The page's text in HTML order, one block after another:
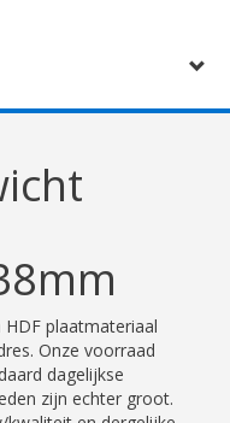
plaatmateriaal
Onze voorraad
dagelijkse
zijn echter groot.